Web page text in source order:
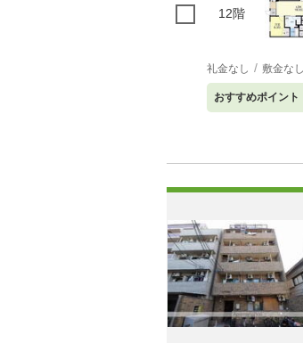
12階
礼金なし 敷金なし
おすすめポイント